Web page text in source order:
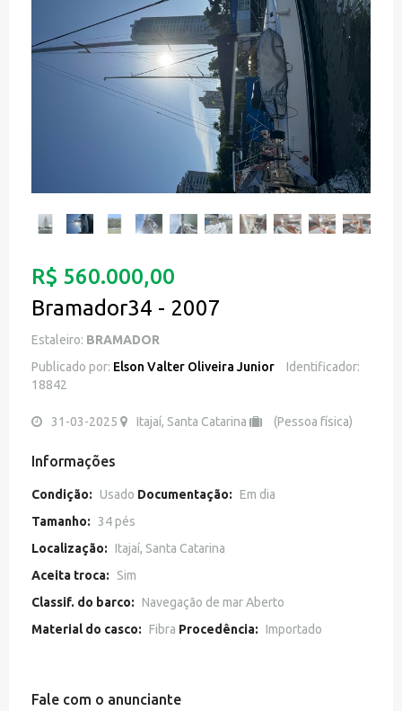
R$ 560.000,00
Bramador34 - 2007
Estaleiro: BRAMADOR
Publicado por: Elson Valter Oliveira Junior
Identificador:
18842
31-03-2025 Itajaí, Santa Catarina (Pessoa física)
Informações
Condição: Usado Documentação: Em dia
Tamanho:
34 pés
Localização: Itajaí, Santa Catarina
Aceita troca:
Sim
Classif. do barco: Navegação de mar Aberto
Material do casco: Fibra Procedência: Importado
Fale com o anunciante